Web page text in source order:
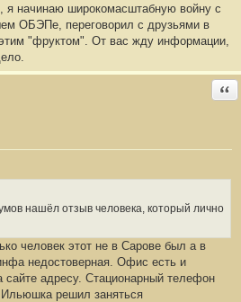
я начинаю широкомасштабную войну с
ОБЭПе, переговорил с друзьями в
"фруктом". От вас жду информации,
нашёл отзыв человека, который лично
человек этот не в Сарове был а в
недостоверная. Офис есть и
сайте адресу. Стационарный телефон
решил заняться